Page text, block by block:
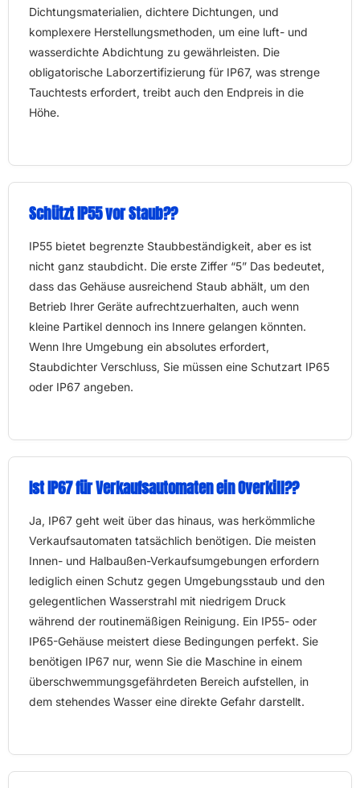
Dichtungsmaterialien, dichtere Dichtungen, und
komplexere Herstellungsmethoden, um eine luft- und
wasserdichte Abdichtung zu gewährleisten. Die
obligatorische Laborzertifizierung für IP67, was strenge
Tauchtests erfordert, treibt auch den Endpreis in die
Höhe.
Schützt IP55 vor Staub??
IP55 bietet begrenzte Staubbeständigkeit, aber es ist
nicht ganz staubdicht. Die erste Ziffer “5” Das bedeutet,
dass das Gehäuse ausreichend Staub abhält, um den
Betrieb Ihrer Geräte aufrechtzuerhalten, auch wenn
kleine Partikel dennoch ins Innere gelangen könnten.
Wenn Ihre Umgebung ein absolutes erfordert,
Staubdichter Verschluss, Sie müssen eine Schutzart IP65
oder IP67 angeben.
Ist IP67 für Verkaufsautomaten ein Overkill??
Ja, IP67 geht weit über das hinaus, was herkömmliche
Verkaufsautomaten tatsächlich benötigen. Die meisten
Innen- und Halbaußen-Verkaufsumgebungen erfordern
lediglich einen Schutz gegen Umgebungsstaub und den
gelegentlichen Wasserstrahl mit niedrigem Druck
während der routinemäßigen Reinigung. Ein IP55- oder
IP65-Gehäuse meistert diese Bedingungen perfekt. Sie
benötigen IP67 nur, wenn Sie die Maschine in einem
überschwemmungsgefährdeten Bereich aufstellen, in
dem stehendes Wasser eine direkte Gefahr darstellt.